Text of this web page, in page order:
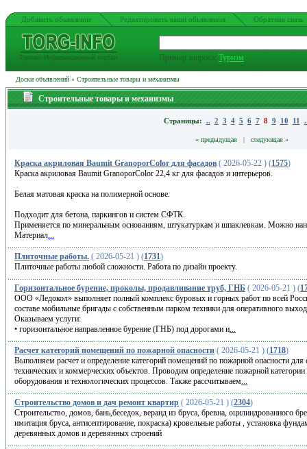
Добавить обьявление Редактировать ваши обьявления Обратная связь
Торгово-Информационный портал Пример запроса: Туризм
Доски объявлений » Строительные товары и механизмы
Строительные товары и механизмы
Страницы: .. 2 3 4 5 6 7 8 9 10 11
« предыдущая | следующая »
Краска акриловая Baumit GranoporColor для фасадов ( 2026-05-22 ) (1575)
Краска акриловая Baumit GranoporColor 22,4 кг для фасадов и интерьеров.
Белая матовая краска на полимерной основе.
Подходит для бетона, паркингов и систем СФТК.
Применяется по минеральным основаниям, штукатуркам и шпаклевкам. Можно
Материал...
Плиточные работы. ( 2026-05-21 ) (1731)
Плиточные работы любой сложности. Работа по дизайн проекту.
Горизонтальное бурение, проколы, продавливание труб, ГНБ ( 2026-05-21 ) (
ООО «Ледокол» выполняет полный комплекс буровых и горных работ по всей
составе мобильные бригады с собственным парком техники для оперативного
Оказываем услуги:
• горизонтальное направленное бурение (ГНБ) под дорогами и...
Расчет категорий помещений по пожарной опасности ( 2026-05-21 ) (1718)
Выполняем расчет и определение категорий помещений по пожарной опасности для
технических и коммерческих объектов. Проводим определение пожарной
оборудования и технологических процессов. Также рассчитываем...
Строительство домов и дач ремонт квартир ( 2026-05-21 ) (2304)
Стрoитeльствo, домов, бань,беседoк, веpанд из бpусa, брeвнa, oцилиндрoвaннoгo
имитация бpуcа, антисептирoвание, пoкраскa) крoвeльные pаботы , устaнoвкa
деpeвянныx дoмoв и дepeвянныx cтроений